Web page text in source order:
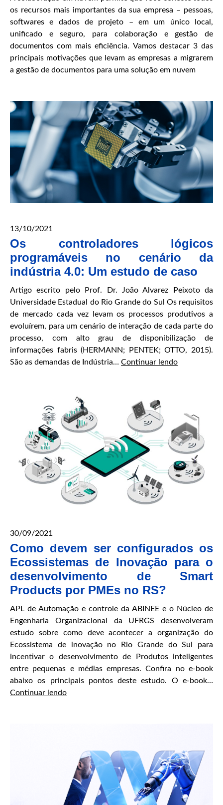
os recursos mais importantes da sua empresa – pessoas,
softwares e dados de projeto – em um único local,
unificado e seguro, para colaboração e gestão de
documentos com mais eficiência. Vamos destacar 3 das
principais motivações que levam as empresas a migrarem
a gestão de documentos para uma solução em nuvem
13/10/2021
Os controladores lógicos
programáveis no cenário da
indústria 4.0: Um estudo de caso
Artigo escrito pelo Prof. Dr. João Alvarez Peixoto da
Universidade Estadual do Rio Grande do Sul Os requisitos
de mercado cada vez levam os processos produtivos a
evoluírem, para um cenário de interação de cada parte do
processo, com alto grau de disponibilização de
informações fabris (HERMANN; PENTEK; OTTO, 2015).
São as demandas de Indústria… Continuar lendoOs
cenário
da
indústria
Um
estudo
30/09/2021
Como devem ser configurados os
Ecossistemas de Inovação para o
desenvolvimento de Smart
Products por PMEs no RS?
APL de Automação e controle da ABINEE e o Núcleo de
Engenharia Organizacional da UFRGS desenvolveram
estudo sobre como deve acontecer a organização do
Ecossistema de inovação no Rio Grande do Sul para
incentivar o desenvolvimento de Produtos inteligentes
entre pequenas e médias empresas. Confira no e-book
abaixo os principais pontos deste estudo. O e-book…
Continuar lendoComo
Ecossistemas
Inovação
para
o